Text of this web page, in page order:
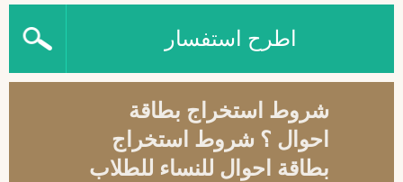
اطرح استفسار
شروط استخراج بطاقة
احوال ؟ شروط استخراج
بطاقة احوال للنساء للطلاب